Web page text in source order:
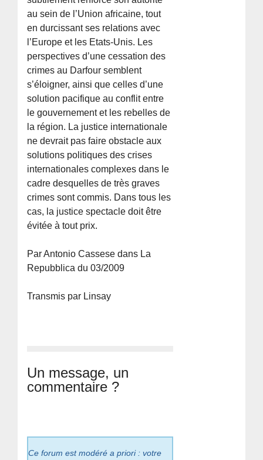
au sein de l’Union africaine, tout
en durcissant ses relations avec
l’Europe et les Etats-Unis. Les
perspectives d’une cessation des
crimes au Darfour semblent
s’éloigner, ainsi que celles d’une
solution pacifique au conflit entre
le gouvernement et les rebelles de
la région. La justice internationale
ne devrait pas faire obstacle aux
solutions politiques des crises
internationales complexes dans le
cadre desquelles de très graves
crimes sont commis. Dans tous les
cas, la justice spectacle doit être
évitée à tout prix.
Par Antonio Cassese dans La
Repubblica du 03/2009
Transmis par Linsay
Un message, un
commentaire ?
Ce forum est modéré a priori : votre